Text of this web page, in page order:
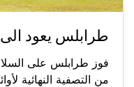
طرابلس يعود
من التصفية النهائية